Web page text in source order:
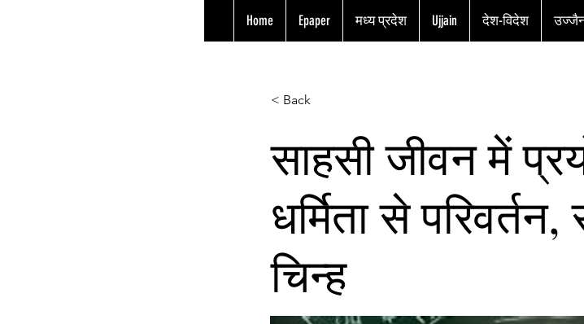
Home Epaper मध्य प्रदेश Ujjain देश-विदेश
< Back
साहसी जीवन में
धर्मिता से
चिन्ह